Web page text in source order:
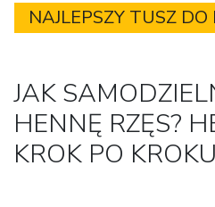
NAJLEPSZY TUSZ DO
JAK
HENNĘ RZĘS?
KROK PO KROKU